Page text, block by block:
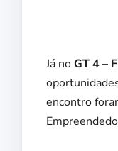
Já noGT 4 –
encontro